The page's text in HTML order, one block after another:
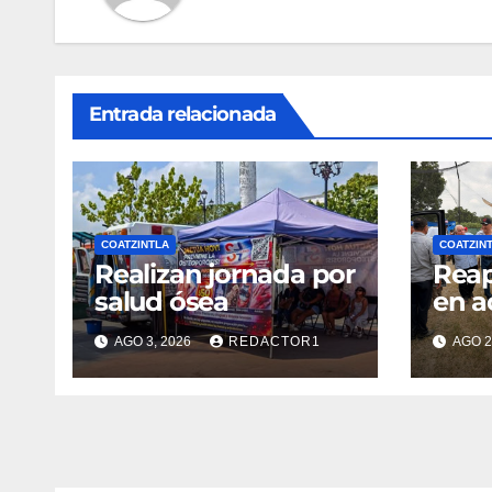
Entrada relacionada
COATZINTLA
Realizan jornada por
salud ósea
AGO 3, 2026 REDACTOR1
en
AGO